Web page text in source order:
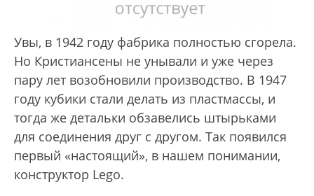
Увы, в 1942 году фабрика полностью сгорела.
Но Кристиансены не унывали и уже через
пару лет возобновили производство. В 1947
году кубики стали делать из пластмассы, и
тогда же детальки обзавелись штырьками
для соединения друг с другом. Так появился
первый «настоящий», в нашем понимании,
конструктор Lego.